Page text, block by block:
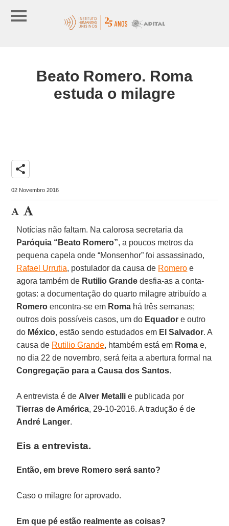
Beato Romero. Roma
estuda o milagre
share
02 Novembro 2016
Notícias não faltam. Na calorosa secretaria da
Paróquia “Beato Romero”, a poucos metros da
pequena capela onde “Monsenhor” foi assassinado,
Rafael Urrutia, postulador da causa de Romero e
agora também de Rutilio Grande desfia-as a conta-
gotas: a documentação do quarto milagre atribuído a
Romero encontra-se em Roma há três semanas;
outros dois possíveis casos, um do Equador e outro
do México, estão sendo estudados em El Salvador. A
causa de Rutilio Grande, htambém está em Roma e,
no dia 22 de novembro, será feita a abertura formal na
Congregação para a Causa dos Santos.
A entrevista é de Alver Metalli e publicada por
Tierras de América, 29-10-2016. A tradução é de
André Langer.
Eis a entrevista.
Então, em breve Romero será santo?
Caso o milagre for aprovado.
Em que pé estão realmente as coisas?